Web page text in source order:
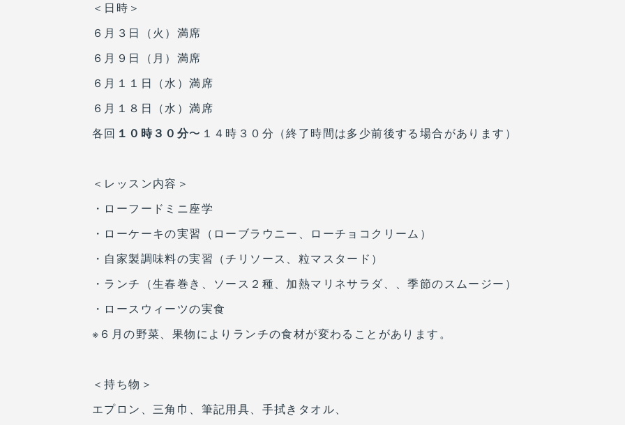
＜日時＞
６月３日（火）満席
６月９日（月）満席
６月１１日（水）満席
６月１８日（水）満席
各回 １０時３０分〜１４時３０分（終了時間は多少前後する場合があります）
＜レッスン内容＞
・ローフードミニ座学
・ローケーキの実習（ローブラウニー、ローチョコクリーム）
・自家製調味料の実習（チリソース、粒マスタード）
・ランチ（生春巻き、ソース２種、加熱マリネサラダ、、季節のスムージー）
・ロースウィーツの実食
※６月の野菜、果物によりランチの食材が変わることがあります。
＜持ち物＞
エプロン、三角巾、筆記用具、手拭きタオル、